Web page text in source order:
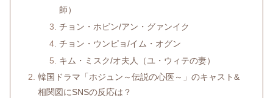
師）
チョン・ホビン/アン・グァンイク
チョン・ウンピョ/イム・オグン
キム・ミスク/オ夫人（ユ・ウィテの妻）
韓国ドラマ「ホジュン～伝説の心医～」のキャスト&
相関図にSNSの反応は？